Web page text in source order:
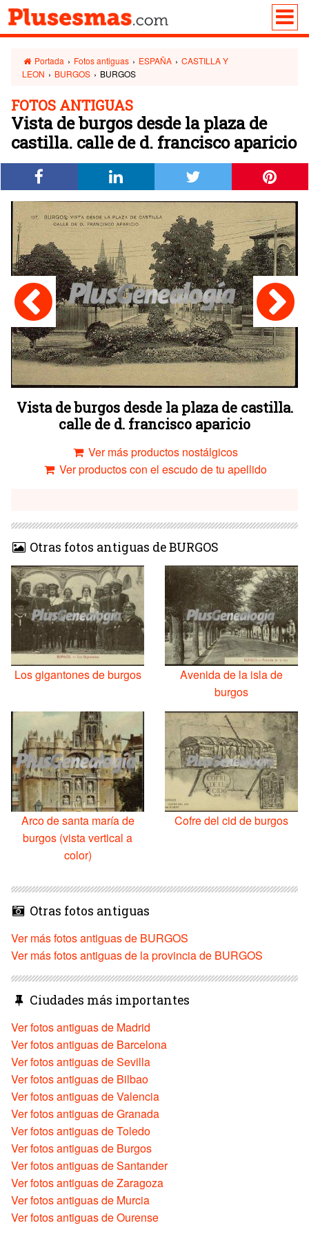
Portada › Fotos antiguas › ESPAÑA › CASTILLA Y
LEON › BURGOS › BURGOS
FOTOS ANTIGUAS
Vista de burgos desde la plaza de
castilla. calle de d. francisco aparicio
Vista de burgos desde la plaza de castilla.
calle de d. francisco aparicio
Ver más productos nostálgicos
Ver productos con el escudo de tu apellido
Otras fotos antiguas de BURGOS
Los gigantones de burgos
Avenida de la isla de
burgos
Arco de santa maría de
burgos (vista vertical a
color)
Cofre del cid de burgos
Otras fotos antiguas
Ver más fotos antiguas de BURGOS
Ver más fotos antiguas de la provincia de BURGOS
Ciudades más importantes
Ver fotos antiguas de Madrid
Ver fotos antiguas de Barcelona
Ver fotos antiguas de Sevilla
Ver fotos antiguas de Bilbao
Ver fotos antiguas de Valencia
Ver fotos antiguas de Granada
Ver fotos antiguas de Toledo
Ver fotos antiguas de Burgos
Ver fotos antiguas de Santander
Ver fotos antiguas de Zaragoza
Ver fotos antiguas de Murcia
Ver fotos antiguas de Ourense